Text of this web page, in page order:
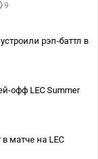
9
рэп-баттл в
офф LEC Summer
матче на LEC